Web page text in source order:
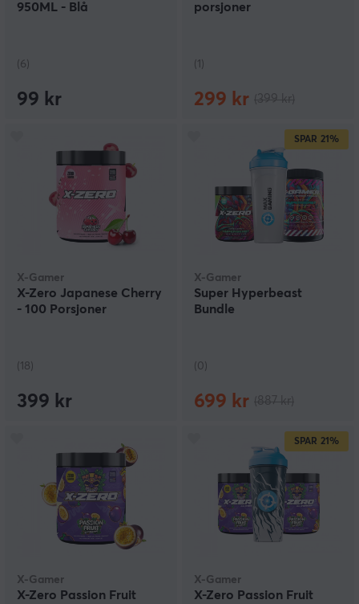
950ML - Blå
(6)
99 kr
porsjoner
(1)
299 kr
X-Gamer
X-Zero Japanese Cherry
- 100 Porsjoner
(18)
399 kr
SPAR 21%
X-Gamer
Super Hyperbeast
Bundle
(0)
699 kr
X-Gamer
X-Zero Passion Fruit
SPAR 21%
X-Gamer
X-Zero Passion Fruit